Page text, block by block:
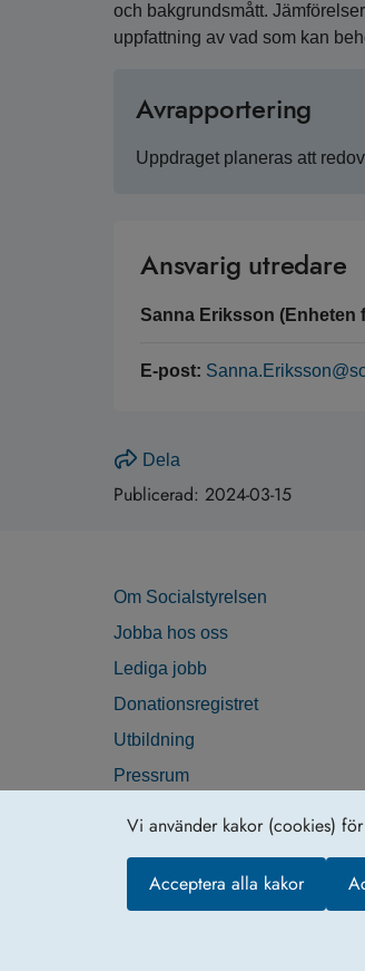
Vi använder kakor (cookies)
Acceptera alla kakor
och bakgrundsmått.
uppfattning av vad som kan
Avrapportering
Uppdraget planeras att
Ansvarig utredare
Sanna Eriksson
E-post:
Dela
Publicerad: 2024-03-15
Om Socialstyrelsen
Jobba hos oss
Lediga jobb
Donationsregistret
Utbildning
Pressrum